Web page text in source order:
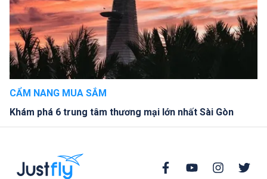
CẨM NANG MUA SẮM
Khám phá 6 trung tâm thương mại lớn nhất Sài Gòn